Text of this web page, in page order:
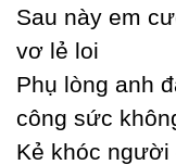
Ѕau nàу em
vơ lẻ loi
Phụ lòng anh
công sức
Kẻ khóc